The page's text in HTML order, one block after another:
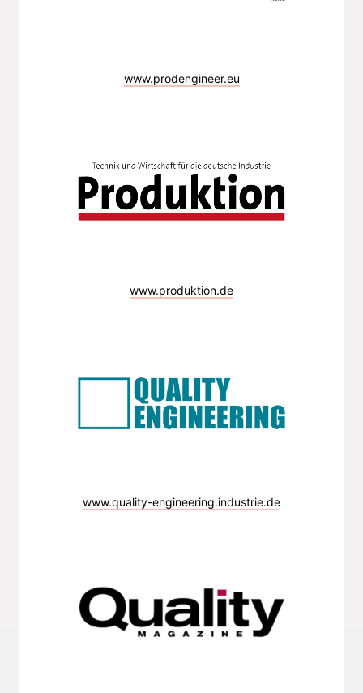
www.prodengineer.eu
www.produktion.de
www.quality-engineering.industrie.de